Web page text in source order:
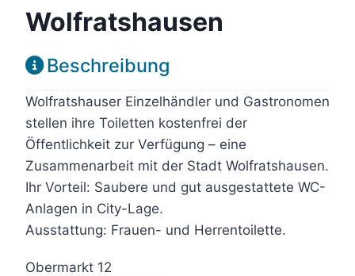
Wolfratshausen
Beschreibung
Wolfratshauser Einzelhändler und Gastronomen
stellen ihre Toiletten kostenfrei der
Öffentlichkeit zur Verfügung – eine
Zusammenarbeit mit der Stadt Wolfratshausen.
Ihr Vorteil: Saubere und gut ausgestattete WC-
Anlagen in City-Lage.
Ausstattung: Frauen- und Herrentoilette.
Obermarkt 12